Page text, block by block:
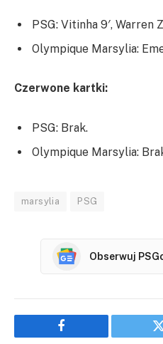
PSG: Vitinha 9′, Warren
Olympique Marsylia:
Czerwone kartki:
PSG: Brak.
Olympique Marsylia:
marsylia PSG
Obserwuj
Facebook